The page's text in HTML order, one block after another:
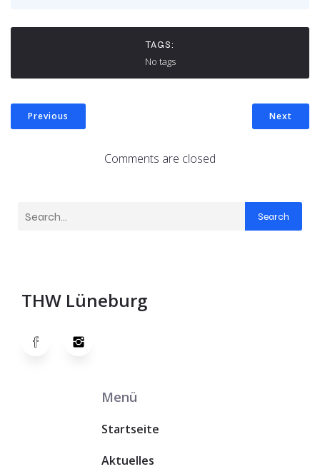
TAGS:
No tags
Previous Next
Comments are closed
Search
THW Lüneburg
Menü
Startseite
Aktuelles